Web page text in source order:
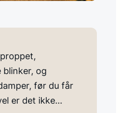
og
før du får
er det ikke…